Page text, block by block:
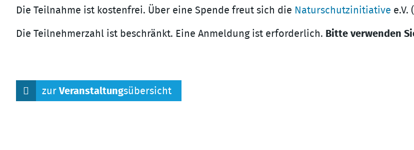
Die Teilnahme ist kostenfrei. Über eine Spende freut sich die Naturschutzinitiative e.V.
Die Teilnehmerzahl ist beschränkt. Eine Anmeldung ist erforderlich. Bitte verwenden
zur Veranstaltungsübersicht